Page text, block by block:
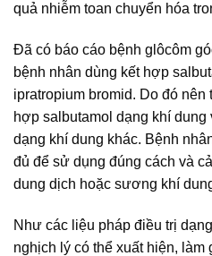
quả nhiễm toan chuyển hóa
Đã có báo cáo bệnh glôcôm
bệnh nhân dùng kết hợp
ipratropium bromid. Do đó
hợp salbutamol dạng khí
dạng khí dung khác. Bệnh
đủ để sử dụng đúng cách và
dung dịch hoặc sương khí
Như các liệu pháp điều trị
nghịch lý có thể xuất hiện,